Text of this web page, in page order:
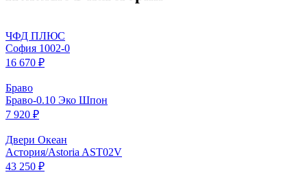
ЧФД ПЛЮС
София 1002-0
16 670 ₽
Браво
Браво-0.10 Эко Шпон
7 920 ₽
Двери Океан
Астория/Astoria AST02V
43 250 ₽